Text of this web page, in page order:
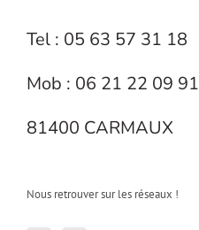
Tel : 05 63 57 31 18
Mob : 06 21 22 09 91
81400 CARMAUX
Nous retrouver sur les réseaux !